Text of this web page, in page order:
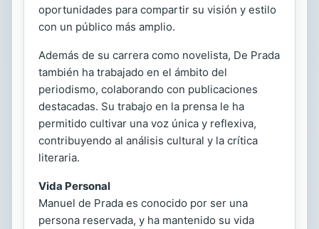
oportunidades para compartir su visión y estilo
con un público más amplio.
Además de su carrera como novelista, De Prada
también ha trabajado en el ámbito del
periodismo, colaborando con publicaciones
destacadas. Su trabajo en la prensa le ha
permitido cultivar una voz única y reflexiva,
contribuyendo al análisis cultural y la crítica
literaria.
Vida Personal
Manuel de Prada es conocido por ser una
persona reservada, y ha mantenido su vida